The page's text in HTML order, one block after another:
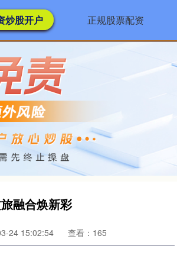
炒股开户 正规股票配资
融合焕新彩
24 15:02:54 查看：165